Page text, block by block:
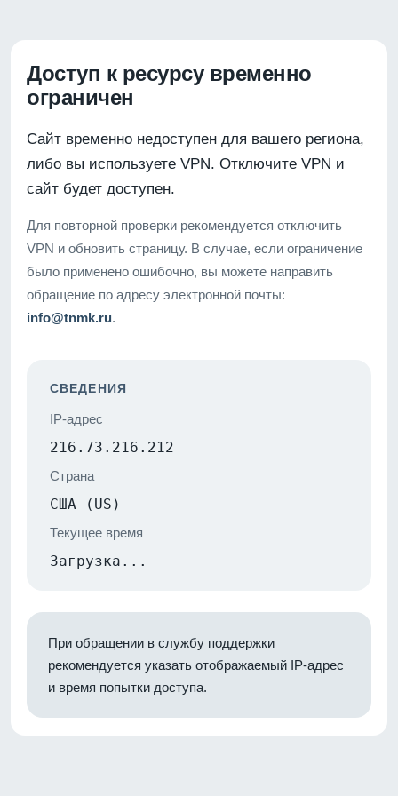
Доступ к ресурсу временно
ограничен
Сайт временно недоступен для вашего региона,
либо вы используете VPN. Отключите VPN и
сайт будет доступен.
Для повторной проверки рекомендуется отключить
VPN и обновить страницу. В случае, если ограничение
было применено ошибочно, вы можете направить
обращение по адресу электронной почты:
info@tnmk.ru.
СВЕДЕНИЯ
IP-адрес
216.73.216.212
Страна
США (US)
Текущее время
Загрузка...
При обращении в службу поддержки
рекомендуется указать отображаемый IP-адрес
и время попытки доступа.